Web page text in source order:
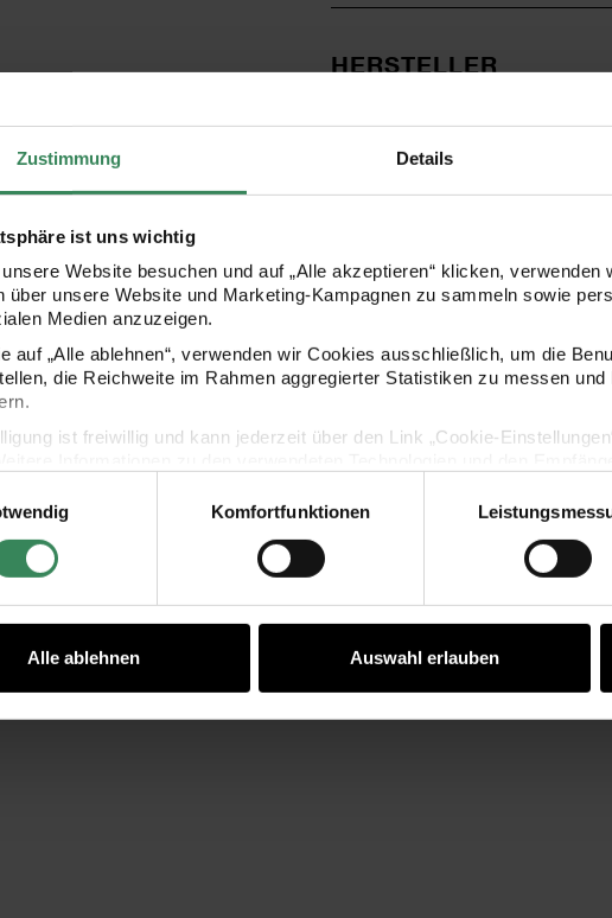
Zustimmung Details
ist uns wichtig
Website besuchen und auf „Alle akzeptieren“ klicken,
über unsere Website und Marketing-Kampagnen zu sammeln sowie
Medien anzuzeigen.
auf „Alle ablehnen“, verwenden wir Cookies ausschließlich, um die
die Reichweite im Rahmen aggregierter Statistiken zu messen
ist freiwillig und kann jederzeit über den Link „Cookie-
Datenschutz Vertrag widerrufen
Komfortfunktionen
Alle ablehnen Auswahl erlauben
HERSTELLER
KOSTENLOSE ANLEITUNGEN